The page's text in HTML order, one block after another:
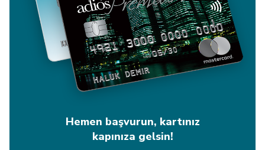
Hemen başvurun, kartınız
kapınıza gelsin!